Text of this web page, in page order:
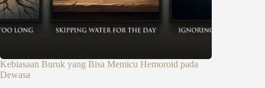
Kebiasaan Buruk yang Bisa Memicu Hemoroid pada
Dewasa